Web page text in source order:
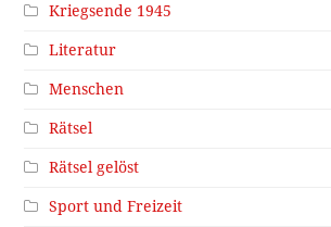
Kriegsende 1945
Literatur
Menschen
Rätsel
Rätsel gelöst
Sport und Freizeit